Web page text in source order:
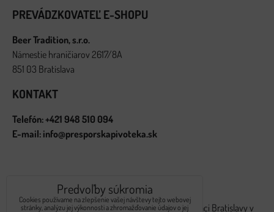
PREVÁDZKOVATEĽ E-SHOPU
Beer Tradition, s.r.o.
Námestie hraničiarov 2617/8A
851 03 Bratislava
KONTAKT
Telefón: +421 948 510 094
E-mail: info@presporskapivoteka.sk
ROZVOZ OBJEDNÁVOK
Rozvoz internetových objednávok realizujeme v rámci Bratislavy v
Predvoľby súkromia
Cookies používame na zlepšenie vašej návštevy tejto webovej
stránky, analýzu jej výkonnosti a zhromažďovanie údajov o jej